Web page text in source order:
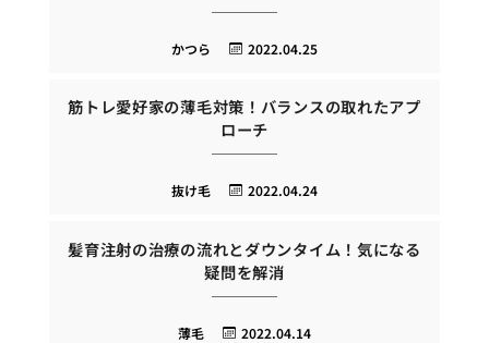
2022.04.25
かつら
筋トレ愛好家の薄毛対策！バランスの取れたアプ
ローチ
2022.04.24
抜け毛
髪育注射の治療の流れとダウンタイム！気になる
疑問を解消
2022.04.14
薄毛